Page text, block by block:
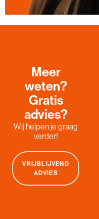
Meer
weten?
Gratis
advies?
Wij helpen je graag
verder!
VRIJBLIJVEND
ADVIES